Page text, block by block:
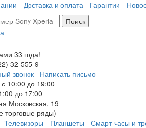
Доставка и оплата Гарантии
Поиск
33 года!
32-555-9
звонок
Написать письмо
10:00 до 19:00
до 17:00
Московская, 19
торговые ряды)
Телевизоры Планшеты Смарт-часы и